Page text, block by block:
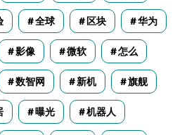
全球 区块 华为
影像 微软 怎么
数智网 新机 旗舰
曝光 机器人